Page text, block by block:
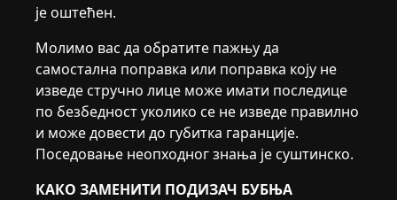
је оштећен.
Молимо вас да обратите пажњу да
самостална поправка или поправка коју не
изведе стручно лице може имати последице
по безбедност уколико се не изведе правилно
и може довести до губитка гаранције.
Поседовање неопходног знања је суштинско.
КАКО ЗАМЕНИТИ ПОДИЗАЧ БУБЊА